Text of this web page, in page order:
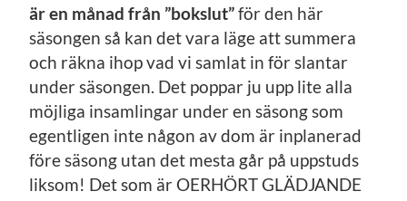
är en månad från ”bokslut”för den här
säsongen så kan det vara läge att summera
och räkna ihop vad vi samlat in för slantar
under säsongen. Det poppar ju upp lite alla
möjliga insamlingar under en säsong som
egentligen inte någon av dom är inplanerad
före säsong utan det mesta går på uppstuds
liksom! Det som är OERHÖRT GLÄDJANDE